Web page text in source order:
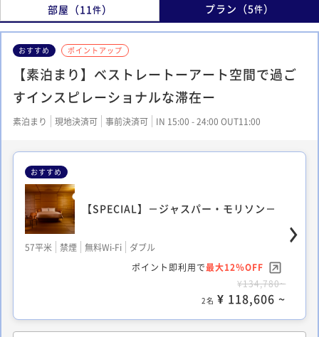
部屋 （11 件） プラン （5件）
おすすめ ポイントアップ
【素泊まり】ベストレートーアート空間で過ご
すインスピレーショナルな滞在ー
素泊まり 現地決済可 事前決済可 IN 15:00 - 24:00 OUT11:00
おすすめ
【SPECIAL】－ジャスパー・モリソン－
57平米 禁煙 無料Wi-Fi
ダブル
ポイント即利用で最大12％OFF
¥134,780~
2名 ¥ 118,606 ~